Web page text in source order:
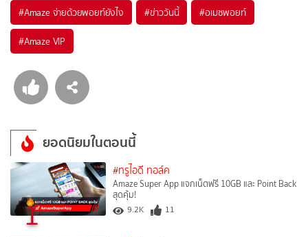
#Amaze จ่ายด้วยพอยท์ยังไง #ข่าววันนี้ #อเมซพอยท์
#Amaze VIP
ยอดนิยมในตอนนี้
1
#ทรูไอดี ทอล์ค
Amaze Super App แจกเน็ตฟรี 10GB และ Point Back
สุดคุ้ม!
9.2K 11